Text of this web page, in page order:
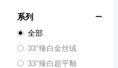
系列 
全部
33°臻白金丝绒
33°臻白超平釉